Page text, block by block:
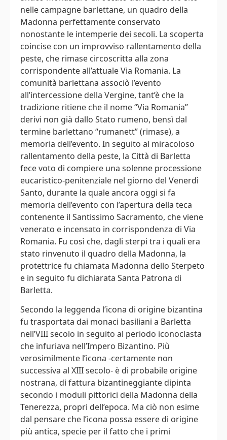
nelle campagne barlettane, un quadro della
Madonna perfettamente conservato
nonostante le intemperie dei secoli. La scoperta
coincise con un improvviso rallentamento della
peste, che rimase circoscritta alla zona
corrispondente all’attuale Via Romania. La
comunità barlettana associò l’evento
all’intercessione della Vergine, tant’è che la
tradizione ritiene che il nome “Via Romania”
derivi non già dallo Stato rumeno, bensì dal
termine barlettano “rumanett” (rimase), a
memoria dell’evento. In seguito al miracoloso
rallentamento della peste, la Città di Barletta
fece voto di compiere una solenne processione
eucaristico-penitenziale nel giorno del Venerdì
Santo, durante la quale ancora oggi si fa
memoria dell’evento con l’apertura della teca
contenente il Santissimo Sacramento, che viene
venerato e incensato in corrispondenza di Via
Romania. Fu così che, dagli sterpi tra i quali era
stato rinvenuto il quadro della Madonna, la
protettrice fu chiamata Madonna dello Sterpeto
e in seguito fu dichiarata Santa Patrona di
Barletta.
Secondo la leggenda l’icona di origine bizantina
fu trasportata dai monaci basiliani a Barletta
nell’VIII secolo in seguito al periodo iconoclasta
che infuriava nell’Impero Bizantino. Più
verosimilmente l’icona -certamente non
successiva al XIII secolo- è di probabile origine
nostrana, di fattura bizantineggiante dipinta
secondo i moduli pittorici della Madonna della
Tenerezza, propri dell’epoca. Ma ciò non esime
dal pensare che l’icona possa essere di origine
più antica, specie per il fatto che i primi